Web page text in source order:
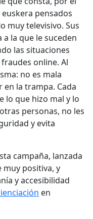
pensados
muy televisivo. Sus
la que le suceden
las situaciones
online. Al
no es mala
la trampa. Cada
lo que hizo mal y lo
personas, no les
y evita
campaña, lanzada
muy positiva, y
y accesibilidad
en